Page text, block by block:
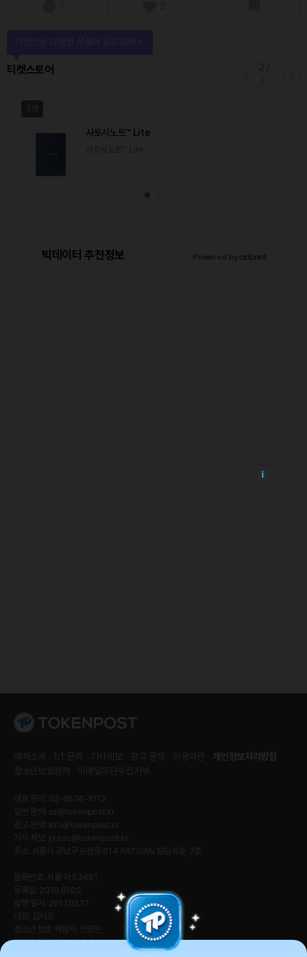
에어드랍
[Episode 12] IXO™2024 참여하고, 2억원 상당 에어
빅데이터 추천정보
매체소개 기사제보 광고 문의 이용약관
개인정보처리방침
청소년보호정책
이메일무단수집거부
대표 문의: 02-6674-1012
일반 문의: cs@tokenpost.kr
광고 문의:
info@tokenpost.kr
기사 제보: press@tokenpost.kr
주소: 서울시 강남구 논현로 614 ARTISAN 빌딩 6층, 7층
등록번호: 서울 아 52481
등록일: 2018.01.02
발행 일자: 2017.02.17
대표: 김지호
청소년 보호 책임자: 전영빈
사업자 등록번호: 232-88-00885